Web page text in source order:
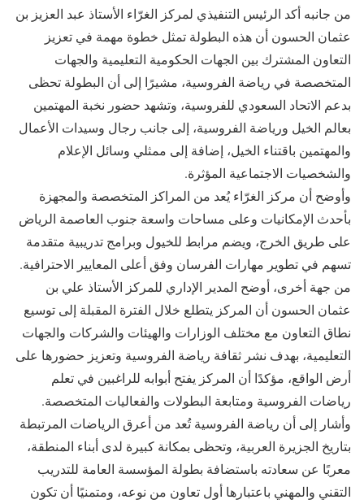
من جانبه أكد الرئيس التنفيذي لمركز الغرّاء الأستاذ عبد العزيز بن
عثمان الحسون أن هذه البطولة تمثل خطوة مهمة في تعزيز
التعاون المشترك بين الجهات الحكومية التعليمية والجهات
المتخصصة في رياضة الفروسية، مشيرًا إلى أن البطولة تحظى
بدعم الاتحاد السعودي للفروسية، وتشهد حضور نخبة المهتمين
بعالم الخيل ورياضة الفروسية، إلى جانب رجال وسيدات الأعمال
والمهتمين باقتناء الخيل، إضافة إلى ممثلي وسائل الإعلام
والشخصيات الاجتماعية المؤثرة.
وأوضح أن مركز الغرّاء يُعد من المراكز المتخصصة والمجهزة
بأحدث الإمكانيات وعلى مساحات واسعة جنوب العاصمة الرياض
على طريق الخرج، ويضم مرابط للخيول وبرامج تدريبية متقدمة
تسهم في تطوير مهارات الفرسان وفق أعلى المعايير الاحترافية.
من جهة أخرى، أوضح المدير الإداري للمركز الأستاذ علي بن
عثمان الحسون أن المركز يتطلع خلال الفترة المقبلة إلى توسيع
نطاق التعاون مع مختلف الوزارات والهيئات والشركات والجهات
التعليمية، بهدف نشر ثقافة رياضة الفروسية وتعزيز حضورها على
أرض الواقع، مؤكدًا أن المركز يفتح أبوابه للراغبين في تعلم
رياضات الفروسية ومتابعة البطولات والفعاليات المتخصصة.
وأشار إلى أن رياضة الفروسية تُعد من أعرق الرياضات المرتبطة
بتاريخ الجزيرة العربية، وتحظى بمكانة كبيرة لدى أبناء المنطقة،
معربًا عن سعادته باستضافة بطولة المؤسسة العامة للتدريب
التقني والمهني باعتبارها أول تعاون من نوعه، ومتمنيًا أن تكون